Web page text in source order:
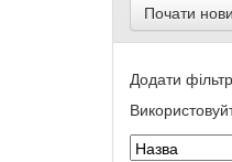
Почати
Додати